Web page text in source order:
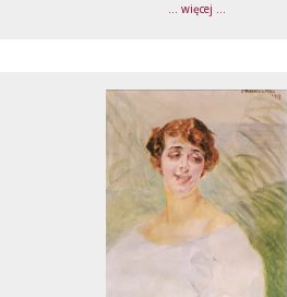
... więcej ...